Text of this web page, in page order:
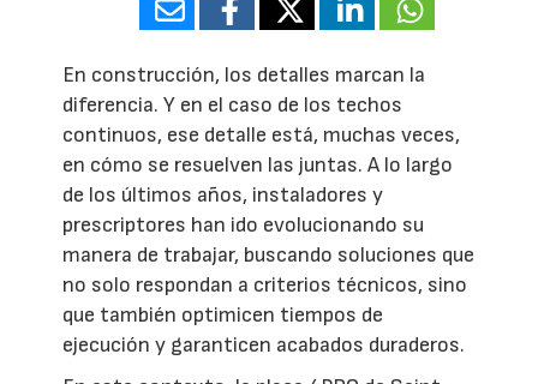
En construcción, los detalles marcan la
diferencia. Y en el caso de los techos
continuos, ese detalle está, muchas veces,
en cómo se resuelven las juntas. A lo largo
de los últimos años, instaladores y
prescriptores han ido evolucionando su
manera de trabajar, buscando soluciones que
no solo respondan a criterios técnicos, sino
que también optimicen tiempos de
ejecución y garanticen acabados duraderos.